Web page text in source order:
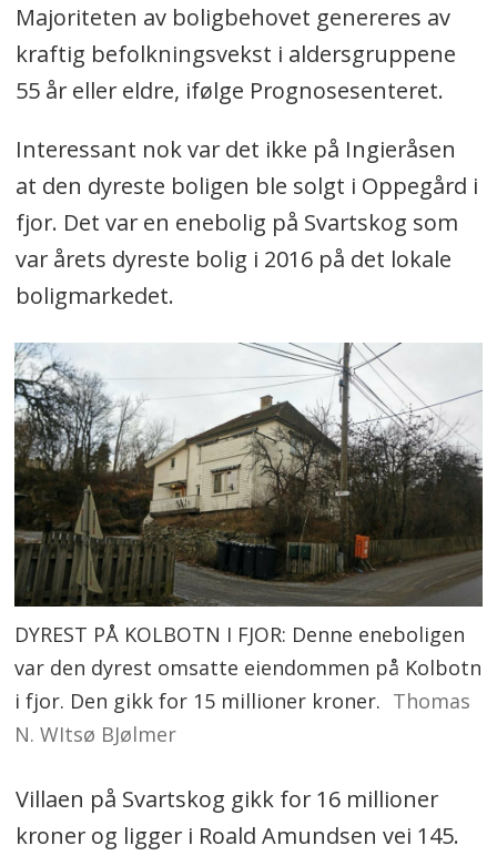
Majoriteten av boligbehovet genereres av
kraftig befolkningsvekst i aldersgruppene
55 år eller eldre, ifølge Prognosesenteret.
Interessant nok var det ikke på Ingieråsen
at den dyreste boligen ble solgt i Oppegård i
fjor. Det var en enebolig på Svartskog som
var årets dyreste bolig i 2016 på det lokale
boligmarkedet.
DYREST PÅ KOLBOTN I FJOR: Denne eneboligen
var den dyrest omsatte eiendommen på Kolbotn
i fjor. Den gikk for 15 millioner kroner. Thomas
N. WItsø BJølmer
Villaen på Svartskog gikk for 16 millioner
kroner og ligger i Roald Amundsen vei 145.